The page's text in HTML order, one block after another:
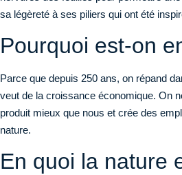
sa légèreté à ses piliers qui ont été
Pourquoi est-on
Parce que depuis 250 ans, on répand
veut de la croissance économique. On
produit mieux que nous et crée des
nature.
En quoi la nature